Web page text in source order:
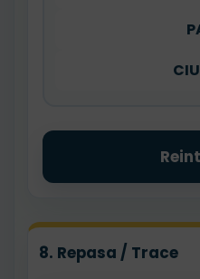
8. Repasa / Trace